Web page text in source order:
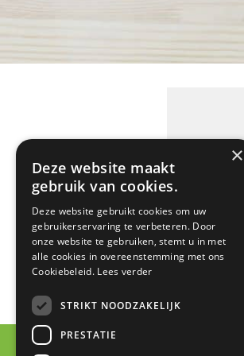
×
Deze website maakt
gebruik van cookies.
Deze website gebruikt cookies om uw
gebruikerservaring te verbeteren. Door
onze website te gebruiken, stemt u in met
alle cookies in overeenstemming met ons
Cookiebeleid. Lees verder
STRIKT NOODZAKELIJK
PRESTATIE